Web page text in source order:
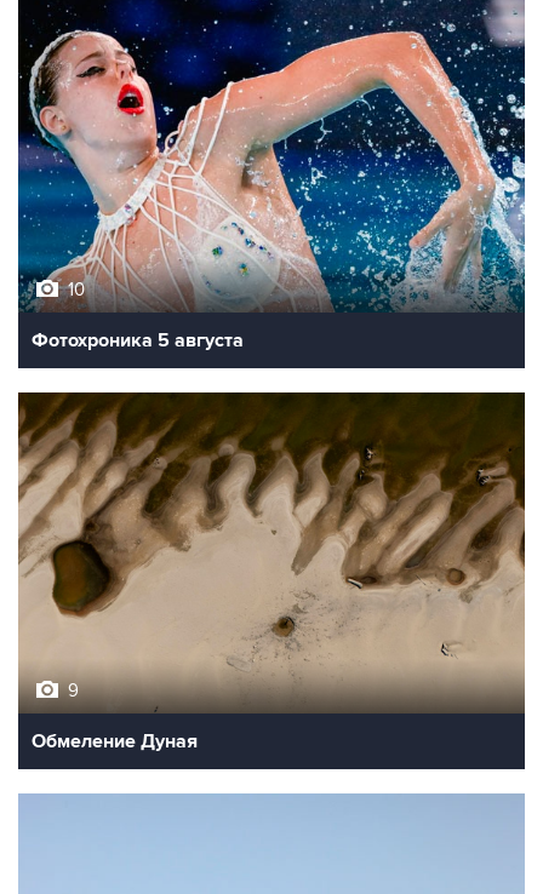
10
Фотохроника 5 августа
9
Обмеление Дуная